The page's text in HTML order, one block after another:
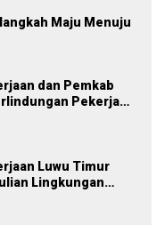
Maju Menuju
dan Pemkab
Pekerja
Luwu Timur
Lingkungan